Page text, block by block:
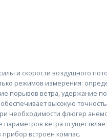
и скорости воздушного
режимов измерения:
порывов ветра, удержание
высокую
необходимости флюгер
ветра
встроен компас.